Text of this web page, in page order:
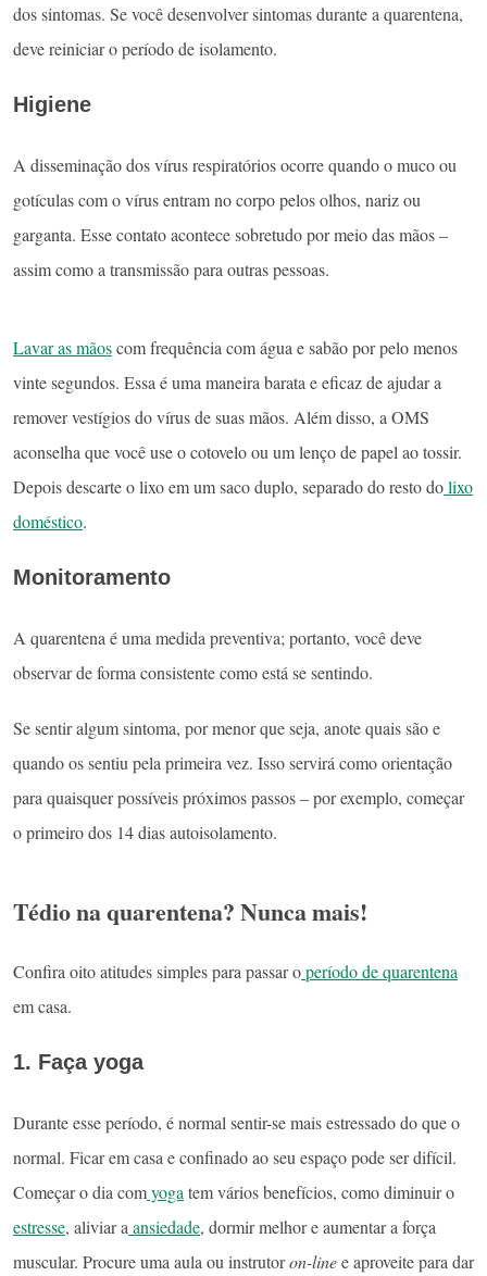
dos sintomas. Se você desenvolver sintomas durante a quarentena,
deve reiniciar o período de isolamento.
Higiene
A disseminação dos vírus respiratórios ocorre quando o muco ou
gotículas com o vírus entram no corpo pelos olhos, nariz ou
garganta. Esse contato acontece sobretudo por meio das mãos –
assim como a transmissão para outras pessoas.
Lavar as mãoscom frequência com água e sabão por pelo menos
vinte segundos. Essa é uma maneira barata e eficaz de ajudar a
remover vestígios do vírus de suas mãos. Além disso, a OMS
aconselha que você use o cotovelo ou um lenço de papel ao tossir.
Depois descarte o lixo em um saco duplo, separado do resto dolixo
doméstico.
Monitoramento
A quarentena é uma medida preventiva; portanto, você deve
observar de forma consistente como está se sentindo.
Se sentir algum sintoma, por menor que seja, anote quais são e
quando os sentiu pela primeira vez. Isso servirá como orientação
para quaisquer possíveis próximos passos – por exemplo, começar
o primeiro dos 14 dias autoisolamento.
Tédio na quarentena? Nunca mais!
Confira oito atitudes simples para passar operíodo de quarentena
em casa.
1. Faça yoga
Durante esse período, é normal sentir-se mais estressado do que o
normal. Ficar em casa e confinado ao seu espaço pode ser difícil.
Começar o dia comyogatem vários benefícios, como diminuir o
estresse, aliviar aansiedade, dormir melhor e aumentar a força
muscular. Procure uma aula ou instrutoron-linee aproveite para dar